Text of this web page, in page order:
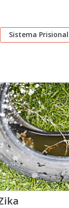
Sistema Prisional